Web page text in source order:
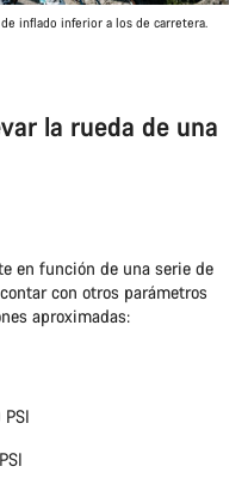
inflado inferior a los de carretera.
la rueda de una
en función de una serie de
con otros parámetros
aproximadas: